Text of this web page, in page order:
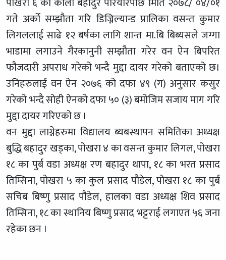
गते अर्को सम्झौता गरि डिज्निल्यान्ड प्रालिका वसन्त कुमार
लिगललाई साढे १२ बर्षका लागि शान्त मा.बि बिब्यसले जग्गा
भाडामा लगाउने गैरकानुनी सम्झौता गरेर वन ऐन बिपरित
फौजदारी अपराध गरेको भन्दै मुद्दा दायर गरेको बताएको छ।
उनिहरुलाई वन ऐन २०७६ को दफा ४९ (ग) अनुसार कसुर
गरेको भन्दै सोही ऐनको दफा ५० (३) बमोजिम सजाय माग गरि
मुद्दा दायर गरिएको छ ।
वन मुद्दा लाग्नेहरुमा विद्यालय ब्यबस्थापन समितिका अध्यक्ष
बुद्धि बहादुर खड्का, पोखरा ४ का वसन्त कुमार लिगल, पोखरा
१८ का पुर्ब वडा अध्यक्ष रण बहादुर थापा, १८ का भरत प्रसाद
तिम्सिना, पोखरा ५ का कुल प्रसाद पौडेल, पोखरा १८ का पुर्ब
सचिब बिष्णु प्रसाद पौडेल, हालका वडा अध्यक्ष शिव प्रसाद
तिम्सिना, १८ का स्थानिय बिष्णु प्रसाद भट्टराई लगाएत ५६ जना
रहेका छन ।